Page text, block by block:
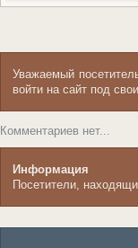
Уважаемый
войти на сайт под
Комментариев нет...
Информация
Посетители,